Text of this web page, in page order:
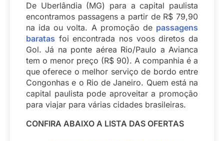
De Uberlândia (MG) para a capital paulista
encontramos passagens a partir de R$ 79,90
na ida ou volta. A promoção de passagens
baratas foi encontrada nos voos diretos da
Gol. Já na ponte aérea Rio/Paulo a Avianca
tem o menor preço (R$ 90). A companhia é a
que oferece o melhor serviço de bordo entre
Congonhas e o Rio de Janeiro. Quem está na
capital paulista pode aproveitar a promoção
para viajar para várias cidades brasileiras.
CONFIRA ABAIXO A LISTA DAS OFERTAS